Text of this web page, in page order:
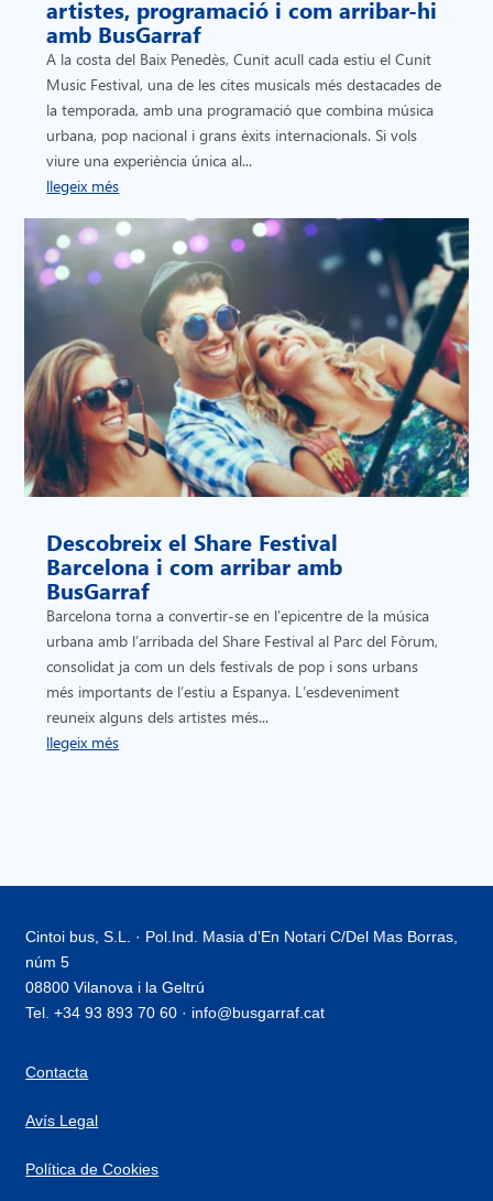
artistes, programació i com arribar-hi
amb BusGarraf
A la costa del Baix Penedès, Cunit acull cada estiu el Cunit
Music Festival, una de les cites musicals més destacades de
la temporada, amb una programació que combina música
urbana, pop nacional i grans èxits internacionals. Si vols
viure una experiència única al...
llegeix més
Descobreix el Share Festival
Barcelona i com arribar amb
BusGarraf
Barcelona torna a convertir-se en l’epicentre de la música
urbana amb l’arribada del Share Festival al Parc del Fòrum,
consolidat ja com un dels festivals de pop i sons urbans
més importants de l’estiu a Espanya. L’esdeveniment
reuneix alguns dels artistes més...
llegeix més
Cintoi bus, S.L. · Pol.Ind. Masia d’En Notari C/Del Mas Borras,
núm 5
08800 Vilanova i la Geltrú
Tel. +34 93 893 70 60 · info@busgarraf.cat
Contacta
Avís Legal
Política de Cookies